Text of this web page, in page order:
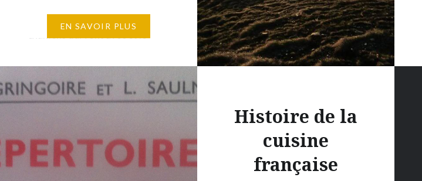
Entre ma nouvelle formation, les
examens qui vont avec et le
n’ai pas trop eu le temps de
publier de récits de rando sur ce
site. J’ai donc en stock pas mal
n’ai pas pu partager avec vous.
Je profite donc d’un moment…
EN SAVOIR PLUS
Histoire de la
cuisine
française